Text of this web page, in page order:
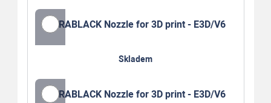
DURABLACK Nozzle for 3D print - E3D/V6
Skladem
DURABLACK Nozzle for 3D print - E3D/V6